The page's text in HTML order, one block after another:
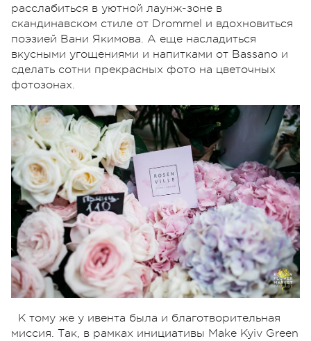
расслабиться в уютной лаунж-зоне в
скандинавском стиле от Drommel и вдохновиться
поэзией Вани Якимова. А еще насладиться
вкусными угощениями и напитками от Bassano и
сделать сотни прекрасных фото на цветочных
фотозонах.
К тому же у ивента была и благотворительная
миссия. Так, в рамках инициативы Make Kyiv Green